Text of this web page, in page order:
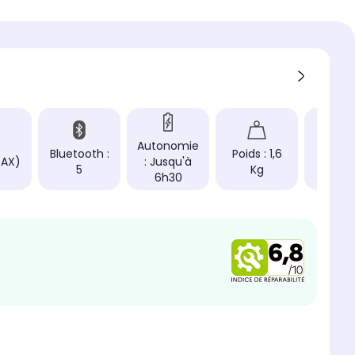
produit (cm)Bluetooth :
5
Autonomie
: Jusqu'à
6h30
Poids : 1,6
Kg